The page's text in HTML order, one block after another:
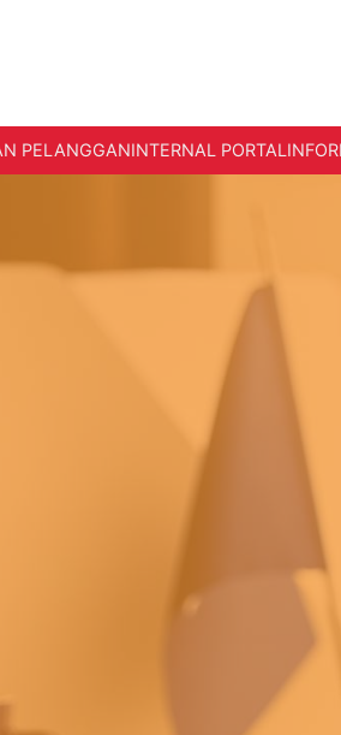
PELANGGANINTERNAL PORTAL